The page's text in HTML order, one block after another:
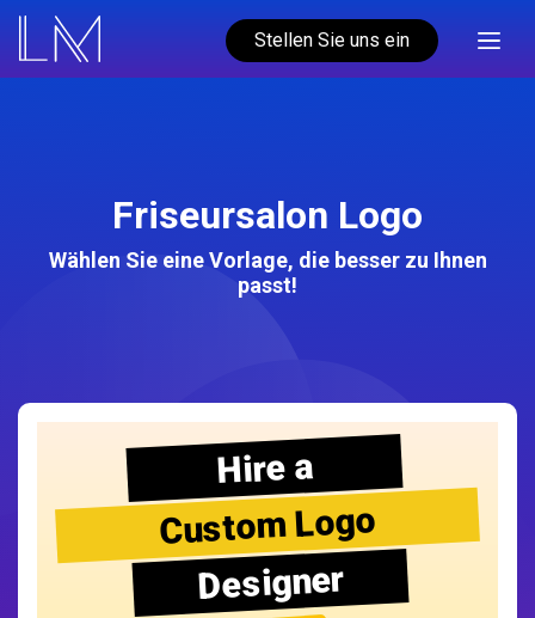
Stellen Sie uns ein
Friseursalon Logo
Wählen Sie eine Vorlage, die besser zu Ihnen
passt!
Hire a
Custom Logo
Designer